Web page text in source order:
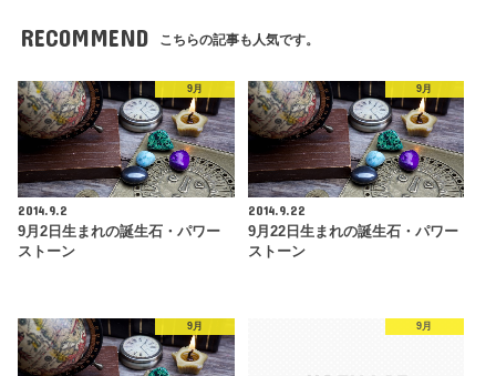
RECOMMEND こちらの記事も人気です。
9月
2014.9.2
9月2日生まれの誕生石・パワー
ストーン
9月
2014.9.22
9月22日生まれの誕生石・パワー
ストーン
9月 9月